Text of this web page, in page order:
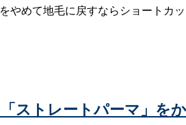
ストレートパーマ」を